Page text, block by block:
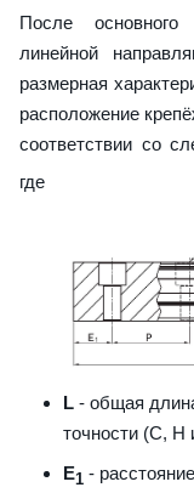
После основного
линейной
размерная
расположение
соответствии со
где
L - общая
точности (С, H
E1 -